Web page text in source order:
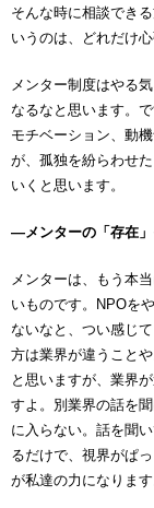
そんな時に相談でき
いうのは、どれだけ心
メンター制度はやる
なるなと思います。
モチベーション、動
が、孤独を紛らわせ
いくと思います。
―メンターの「存在
メンターは、もう本
いものです。NPOを
ないなと、つい感じ
方は業界が違うこと
と思いますが、業界
すよ。別業界の話を
に入らない。話を聞
るだけで、視界がぱ
が私達の力になります